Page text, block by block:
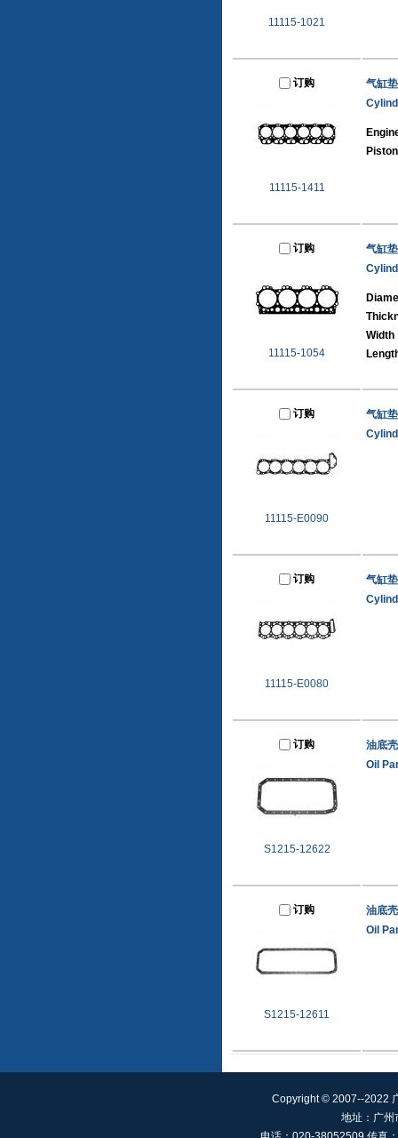
11115-1021
订购
11115-1411
气缸垫
订购
11115-1054
气缸垫
Width
订购
11115-E0090
气缸垫
订购
11115-E0080
气缸垫
订购
S1215-12622
油底
Oil
订购
S1215-12611
油底
Oil
Copyright © 2007--2022
地址：广州